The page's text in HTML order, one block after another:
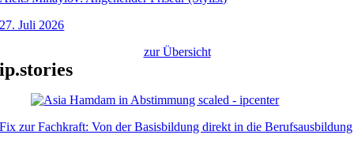
27. Juli 2026
zur Übersicht
ip.stories
Fix zur Fachkraft: Von der Basisbildung direkt in die Berufsausbildung